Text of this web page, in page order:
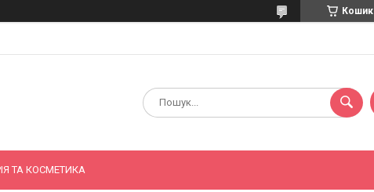
Кошик
ТА КОСМЕТИКА